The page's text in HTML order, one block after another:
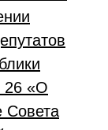
26 «О
Совета